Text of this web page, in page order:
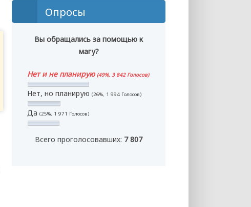
Опросы
Вы обращались за помощью к
магу?
Нет и не планирую(49%, 3 842 Голосов)
Нет, но планирую (26%, 1 994 Голосов)
Да (25%, 1 971 Голосов)
Всего проголосовавших: 7 807